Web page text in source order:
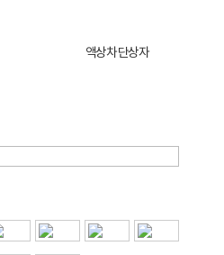
액상차 단상자